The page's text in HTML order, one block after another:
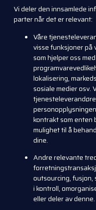
Vi deler den innsamlede
parter når det er relevant:
Våre
visse funksjoner på
som hjelper oss
lokalisering,
sosiale medier osv.
kontrakt som enten
mulighet til å
dine.
Andre relevante
outsourcing, fusjon,
i kontroll,
eller deler av denne.